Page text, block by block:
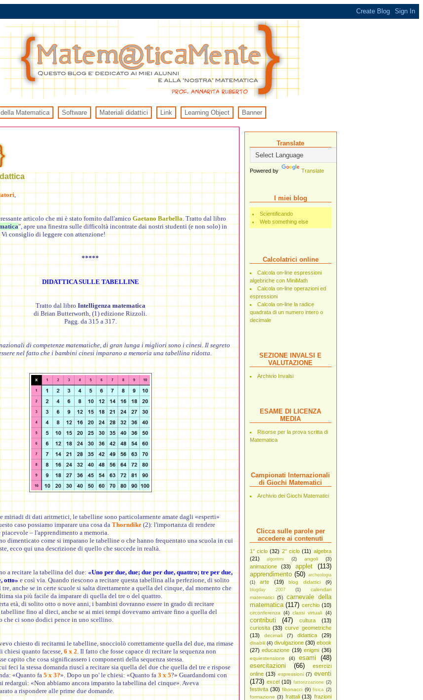
della Matematica Software Materiali didattici Link Learning Object Banner
Translate
Powered by Translate
I miei blog
Scientificando
Web something else
Calcolatrici online
Calcola on-line espressioni
algebriche con MiniMath
Calcola on-line operazioni ed
espressioni
Calcola on-line la radice
quadrata di un numero intero o
decimale
SEZIONE INVALSI E
VALUTAZIONE
Archivio Invalsi
ESAME DI LICENZA
MEDIA
Risorse per la prova scritta di
Matematica
Campionati Internazionali
di Giochi Matematici
Archivio dei Giochi Matematici
Clicca sulle parole per
accedere ai contenuti
1° ciclo (32) 2° ciclo (11) algebra
(21)
algoritmi (2) angoli (3)
animazione (33) applet
(113)
apprendimento (50) archeologia
(1)
arte (19) blog didattici (9)
blogday 2007 (1)
calendari
matematici
(5)
carnevale della
matematica (117) cerchio (10)
circonferenza (4) classi virtuali (4)
contributi (47) cultura
(13)
curiosita (33) curve geometriche
(13)
decimali (7) didattica (29)
disabili (4) divulgazione (30) ebook
(27) educazione (19) enigmi (36)
equiestensione (4) esami
(48)
esercitazioni
(66)
esercizi
online (13) espressioni (7) eventi
(173) excel (10) fattorizzazione (2)
festivita (30) fibonacci (9) fisica (2)
formazione (3) frattali (13) frazioni
,
articolo che mi è stato fornito dall'amico Gaetano Barbella. Tratto dal libro
", apre una finestra sulle difficoltà incontrate dai nostri studenti (e non solo) in
consiglio di leggere con attenzione!
*****
DIDATTICA SULLE TABELLINE
Tratto dal libroIntelligenza matematica
di Brian Butterworth, (1) edizione Rizzoli.
Pagg. da 315 a 317.
di competenze matematiche, di gran lunga i migliori sono i cinesi. Il segreto
nel fatto che i bambini cinesi imparano a memoria una tabellina ridotta.
miriadi di dati aritmetici, le tabelline sono particolarmente amate dagli «esperti»
caso possiamo imparare una cosa da Thorndike(2): l'importanza di rendere
– l'apprendimento a memoria.
dimenticato come si imparano le tabelline o che hanno frequentato una scuola in cui
ecco qui una descrizione di quello che succede in realtà.
a recitare la tabellina del due:«Uno per due, due; due per due, quattro; tre per due,
otto» e così via. Quando riescono a recitare questa tabellina alla perfezione, di solito
tre, anche se in certe scuole si salta direttamente a quella del cinque, dal momento che
sia più facile da imparare di quella del tre o del quattro.
età, di solito otto o nove anni, i bambini dovranno essere in grado di recitare
fino al dieci, anche se ai miei tempi dovevamo arrivare fino a quella del
che ci sono dodici pence in uno scellino.
chiesto di recitarmi le tabelline, snocciolò correttamente quella del due, ma rimase
chiesi quanto facesse, 6 x 2. Il fatto che fosse capace di recitare la sequenza non
capito che cosa significassero i componenti della sequenza stessa.
feci la stessa domanda riuscì a recitare sia quella del due che quella del tre e rispose
«Quanto fa5 x 3?». Dopo un po' le chiesi: «Quanto fa3 x 5?» Guardandomi con
redarguì: «Non abbiamo ancora imparato la tabellina del cinque». Aveva
a rispondere alle prime due domande.